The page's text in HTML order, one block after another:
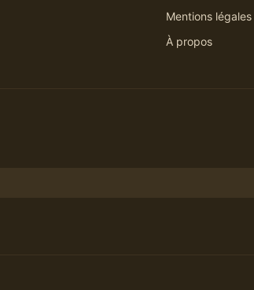
Mentions légales
À propos